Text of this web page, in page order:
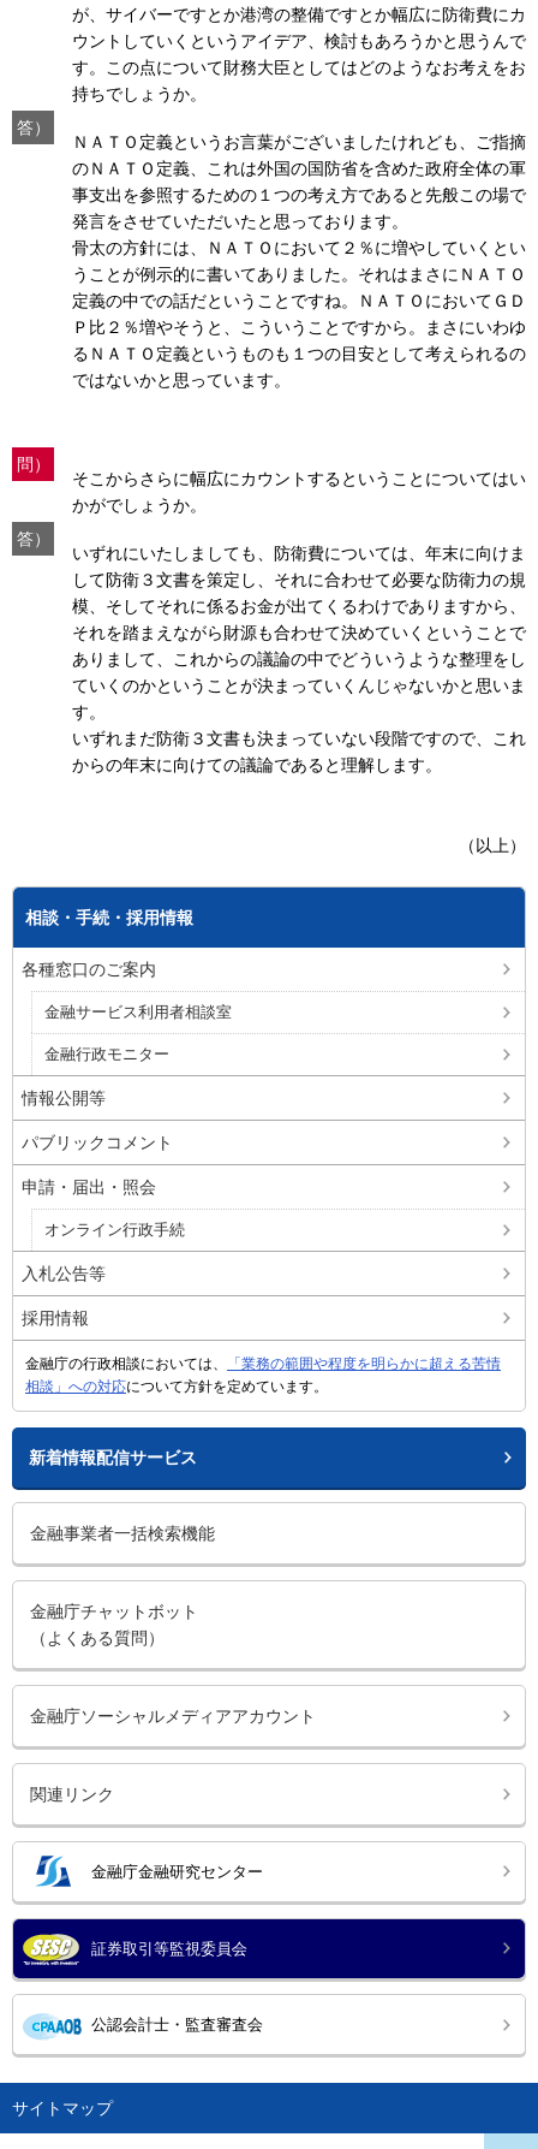
が、サイバーですとか港湾の整備ですとか幅広に防衛費にカ
ウントしていくというアイデア、検討もあろうかと思うんで
す。この点について財務大臣としてはどのようなお考えをお
持ちでしょうか。
答）
ＮＡＴＯ定義というお言葉がございましたけれども、ご指摘
のＮＡＴＯ定義、これは外国の国防省を含めた政府全体の軍
事支出を参照するための１つの考え方であると先般この場で
発言をさせていただいたと思っております。
骨太の方針には、ＮＡＴＯにおいて２％に増やしていくとい
うことが例示的に書いてありました。それはまさにＮＡＴＯ
定義の中での話だということですね。ＮＡＴＯにおいてＧＤ
Ｐ比２％増やそうと、こういうことですから。まさにいわゆ
るＮＡＴＯ定義というものも１つの目安として考えられるの
ではないかと思っています。
問）
そこからさらに幅広にカウントするということについてはい
かがでしょうか。
答）
いずれにいたしましても、防衛費については、年末に向けま
して防衛３文書を策定し、それに合わせて必要な防衛力の規
模、そしてそれに係るお金が出てくるわけでありますから、
それを踏まえながら財源も合わせて決めていくということで
ありまして、これからの議論の中でどういうような整理をし
ていくのかということが決まっていくんじゃないかと思いま
す。
いずれまだ防衛３文書も決まっていない段階ですので、これ
からの年末に向けての議論であると理解します。
（以上）
相談・手続・採用情報
各種窓口のご案内
金融サービス利用者相談室
金融行政モニター
情報公開等
パブリックコメント
申請・届出・照会
オンライン行政手続
入札公告等
採用情報
金融庁の行政相談においては、
「業務の範囲や程度を明らかに超える苦情
相談」への対応について方針を定めています。
新着情報配信サービス
金融事業者一括検索機能
金融庁チャットボット
（よくある質問）
金融庁ソーシャルメディアアカウント
関連リンク
金融庁金融研究センター
証券取引等監視委員会
公認会計士・監査審査会
サイトマップ